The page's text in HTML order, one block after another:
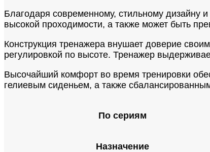
Благодаря современному, стильному дизайну
высокой проходимости, а также может быть
Конструкция тренажера внушает доверие
регулировкой по высоте. Тренажер
Высочайший комфорт во время тренировки
гелиевым сиденьем, а также
По сериям
Назначение